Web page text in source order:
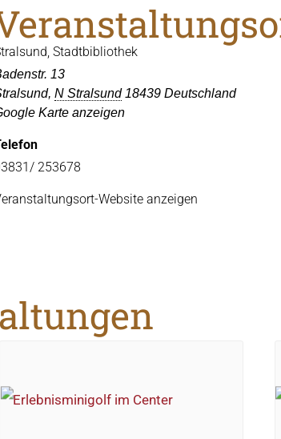
Stadtbibliothek
13
, N Stralsund 18439 Deutschland
Karte anzeigen
253678
Website anzeigen